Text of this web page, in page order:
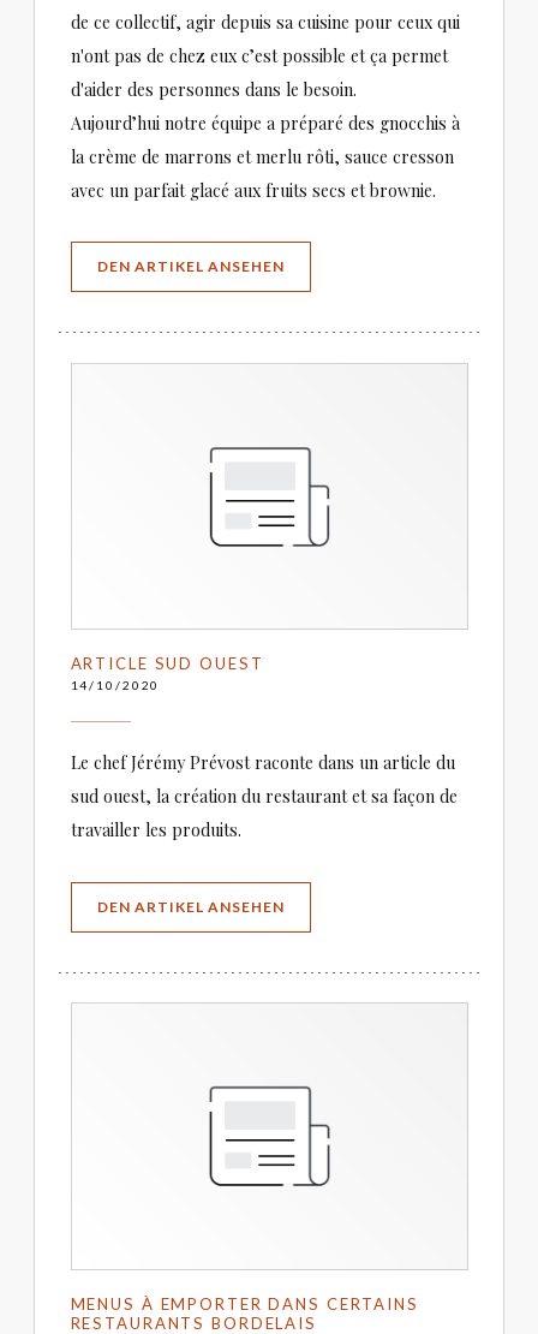
de ce collectif, agir depuis sa cuisine pour ceux qui
n'ont pas de chez eux c’est possible et ça permet
d'aider des personnes dans le besoin.
Aujourd’hui notre équipe a préparé des gnocchis à
la crème de marrons et merlu rôti, sauce cresson
avec un parfait glacé aux fruits secs et brownie.
DEN ARTIKEL ANSEHEN((ÖFFNET EIN NEUES FENSTER))
ARTICLE SUD OUEST
14/10/2020
Le chef Jérémy Prévost raconte dans un article du
sud ouest, la création du restaurant et sa façon de
travailler les produits.
DEN ARTIKEL ANSEHEN((ÖFFNET EIN NEUES FENSTER))
MENUS À EMPORTER DANS CERTAINS
RESTAURANTS BORDELAIS